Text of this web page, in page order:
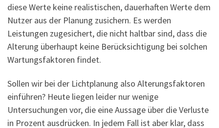
diese Werte keine realistischen, dauerhaften Werte dem
Nutzer aus der Planung zusichern. Es werden
Leistungen zugesichert, die nicht haltbar sind, dass die
Alterung überhaupt keine Berücksichtigung bei solchen
Wartungsfaktoren findet.
Sollen wir bei der Lichtplanung also Alterungsfaktoren
einführen? Heute liegen leider nur wenige
Untersuchungen vor, die eine Aussage über die Verluste
in Prozent ausdrücken. In jedem Fall ist aber klar, dass